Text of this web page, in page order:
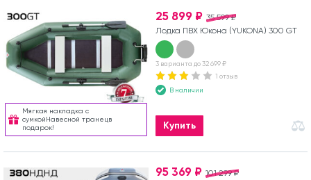
Мягкая накладка с
сумкойНавесной транецв
подарок!
35 599 ₽
25 899 ₽
Лодка ПВХ Юкона (YUKONA) 300 GT
3 варианта до 32 699 ₽
1 отзыв
В наличии
Купить
101 299 ₽
95 369 ₽